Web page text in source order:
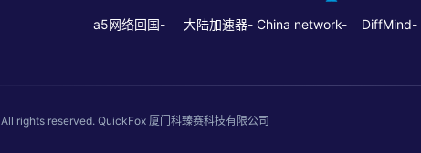
a5网络回国- 大陆加速器- China network- DiffMind-
All rights reserved. QuickFox 厦门科臻赛科技有限公司